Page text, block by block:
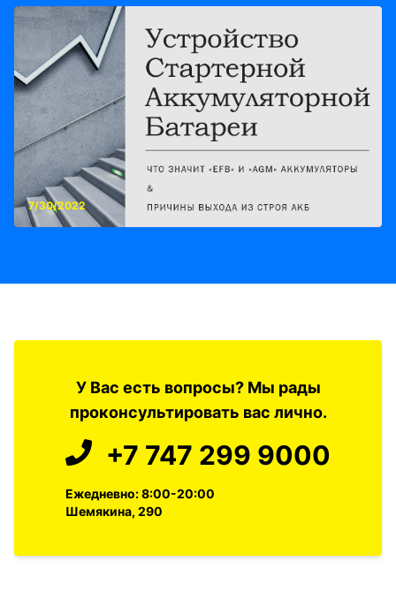
7/30/2022
У Вас есть вопросы? Мы рады
проконсультировать вас лично.
+7 747 299 9000
Ежедневно: 8:00-20:00
Шемякина, 290